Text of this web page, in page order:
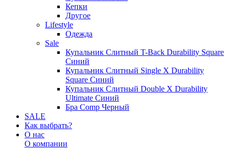
Кепки
Другое
Lifestyle
Одежда
Sale
Купальник Слитный T-Back Durability Square
Синий
Купальник Слитный Single X Durability
Square Синий
Купальник Слитный Double X Durability
Ultimate Синий
Бра Comp Черный
SALE
Как выбрать?
О нас
О компании